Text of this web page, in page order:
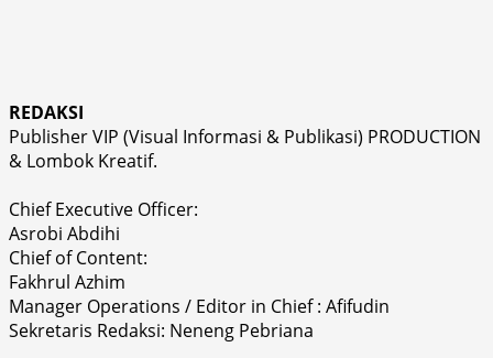
REDAKSI
Publisher VIP (Visual Informasi & Publikasi) PRODUCTION
& Lombok Kreatif.
Chief Executive Officer:
Asrobi Abdihi
Chief of Content:
Fakhrul Azhim
Manager Operations / Editor in Chief : Afifudin
Sekretaris Redaksi: Neneng Pebriana